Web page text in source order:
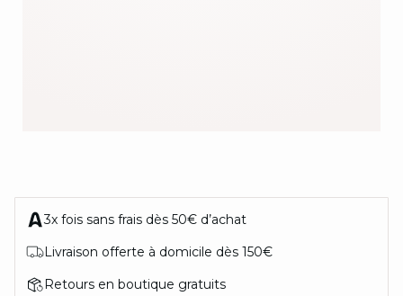
IN THE MOOD
FOR
3x fois sans frais dès 50€ d’achat
Livraison offerte à domicile dès 150€
Retours en boutique gratuits